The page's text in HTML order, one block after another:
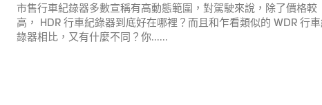
市售行車紀錄器多數宣稱有高動態範圍，對駕駛來說，除了價格較
高， HDR 行車紀錄器到底好在哪裡？而且和乍看類似的 WDR 行車
錄器相比，又有什麼不同？你......